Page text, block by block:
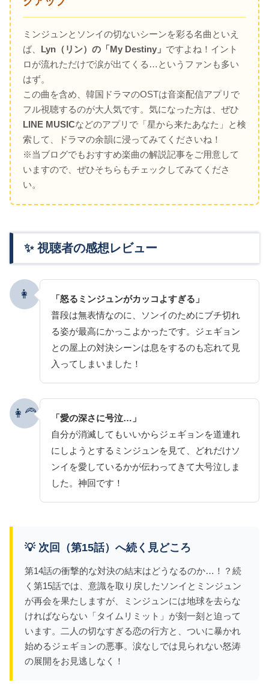
ミンジュンとソンイの切ないシーンを彩る名曲といえ
ば、 Lyn（リン）の「My Destiny」 ですよね！イント
ロが流れただけで涙が出てくる…というファンも多い
はず。
この曲を含め、韓国ドラマのOSTは音楽配信アプリで
フル視聴するのが大人気です。気になった方は、ぜひ
LINE MUSICなどのアプリで「星から来たあなた」と検
索して、ドラマの余韻に浸ってみてくださいね！
※当ブログでもおすすめ楽曲の解説記事をご用意して
いますので、ぜひそちらもチェックしてみてくださ
い。
✨ 視聴者の感想レビュー
👩
「怒るミンジュンがカッコよすぎる」
普段は無表情なのに、ソンイのためにブチ切れ
る姿が最高にかっこよかったです。ジェギョン
との屋上の対決シーンは息をするのも忘れて見
入ってしまいました！
👩‍🦰
「愛の深さに号泣…」
自分が消滅してもいいからジェギョンを道連れ
にしようとするミンジュンを見て、どれだけソ
ンイを愛しているかが伝わってきて大号泣しま
した。神回です！
💡 次回（第15話）へ続く見どころ
第14話の衝撃的な対決の結末はどうなるのか…！？続
く第15話では、意識を取り戻したソンイとミンジュン
が再会を果たしますが、ミンジュンには地球を去らな
ければならない「タイムリミット」が刻一刻と迫って
います。二人の切なすぎる恋の行方と、ついに暴かれ
始めるジェギョンの悪事。涙なしでは見られない怒涛
の展開をお見逃しなく！